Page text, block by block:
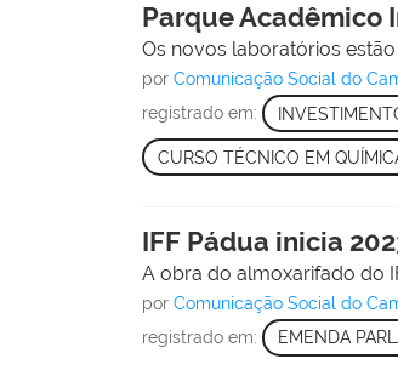
Parque Acadêmico
Os novos laboratórios
porComunicação Social do
registrado em:
CURSO TÉCNICO EM
IFF Pádua inicia
A obra do almoxarifado do
porComunicação Social do
registrado em: EMENDA